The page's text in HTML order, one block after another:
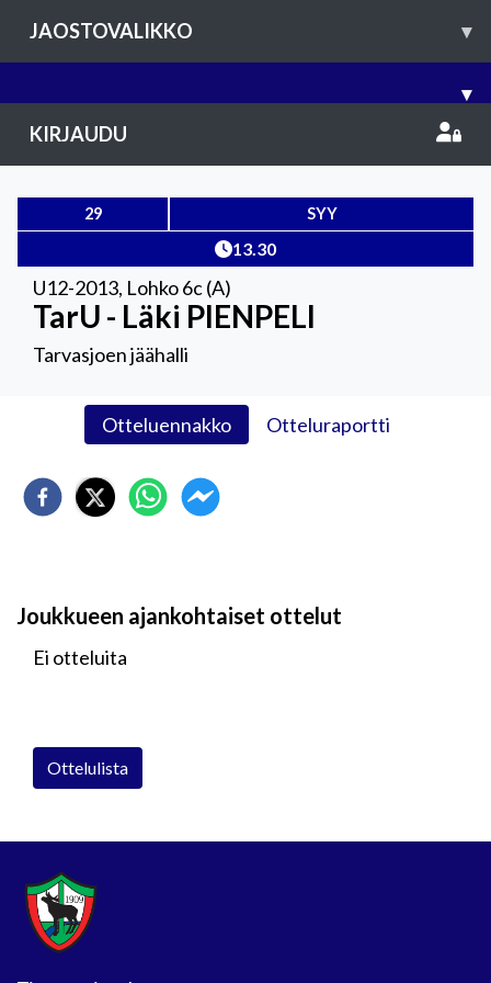
JAOSTOVALIKKO ▾
▾
KIRJAUDU
29 SYY
13.30
U12-2013, Lohko 6c (A)
TarU - Läki PIENPELI
Tarvasjoen jäähalli
Otteluennakko Otteluraportti
Joukkueen ajankohtaiset ottelut
Ei otteluita
Ottelulista